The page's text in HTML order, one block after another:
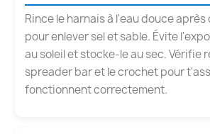
Rince le harnais à l'eau douce
pour enlever sel et sable. Évite
au soleil et stocke-le au sec. Vérifie
spreader bar et le crochet pour
fonctionnent correctement.